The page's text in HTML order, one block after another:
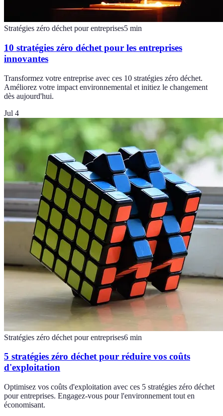
Stratégies zéro déchet pour entreprises5 min
10 stratégies zéro déchet pour les entreprises
innovantes
Transformez votre entreprise avec ces 10 stratégies zéro déchet.
Améliorez votre impact environnemental et initiez le changement
dès aujourd'hui.
Jul 4
Stratégies zéro déchet pour entreprises6 min
5 stratégies zéro déchet pour réduire vos coûts
d'exploitation
Optimisez vos coûts d'exploitation avec ces 5 stratégies zéro déchet
pour entreprises. Engagez-vous pour l'environnement tout en
économisant.